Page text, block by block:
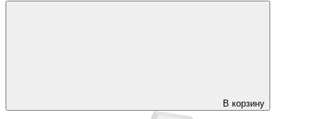
В корзину